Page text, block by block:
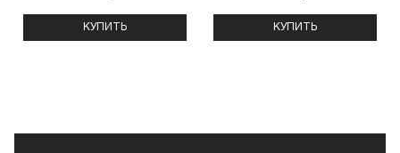
КУПИТЬ КУПИТЬ